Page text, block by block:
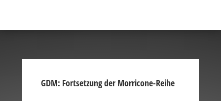
GDM: Fortsetzung der Morricone-Reihe